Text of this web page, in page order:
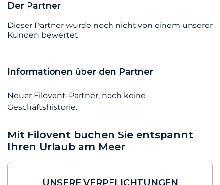
Der Partner
Dieser Partner wurde noch nicht von einem unserer
Kunden bewertet
Informationen über den Partner
Neuer Filovent-Partner, noch keine
Geschäftshistorie.
Mit Filovent buchen Sie entspannt
Ihren Urlaub am Meer
UNSERE VERPFLICHTUNGEN